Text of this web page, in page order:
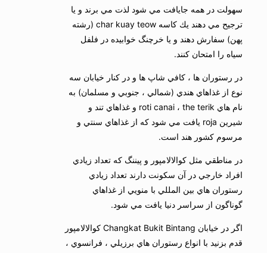
سهولت در همه جايافت مي شود لذت مي برند و يا
ترجيح مي دهند يك كاسه char kuay teow (رشته
پهن) سفارش دهند و يا خرچنگ خوابيده در فلفل
سياه را امتحان كنند.
در رستوران ها ، كافي شاپ ها و در كنار خيابان سه
نوع از غذاهاي هندي (شمالي ، جنوبي و مسلمان) به
نام هاي roti canai ، the terik و غذاهاي تند و
شيرين roja يافت مي شود كه از غذاهاي سنتي و
مرسوم كشور هند است.
در مناطقي مثل كوالالامپور و پيننگ كه تعداد زيادي
افراد خارجي در آن سكونت دارند تعداد زيادي
رستوران هاي بين المللي با منويي از غذاهاي
گوناگون از سراسر دنيا يافت مي شود.
اگر در خيابان Changkat Bukit Bintang كوالالامپور
قدم بزنيد با انواع رستوران هاي برزيلي ، فرانسوي ،